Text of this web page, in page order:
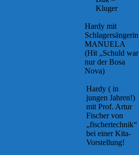
Kluger
Hardy mit
Schlagersängerin
MANUELA
(Hit „Schuld war
nur der Bosa
Nova)
Hardy ( in
jungen Jahren!)
mit Prof. Artur
Fischer von
„fischertechnik“
bei einer Kita-
Vorstellung!